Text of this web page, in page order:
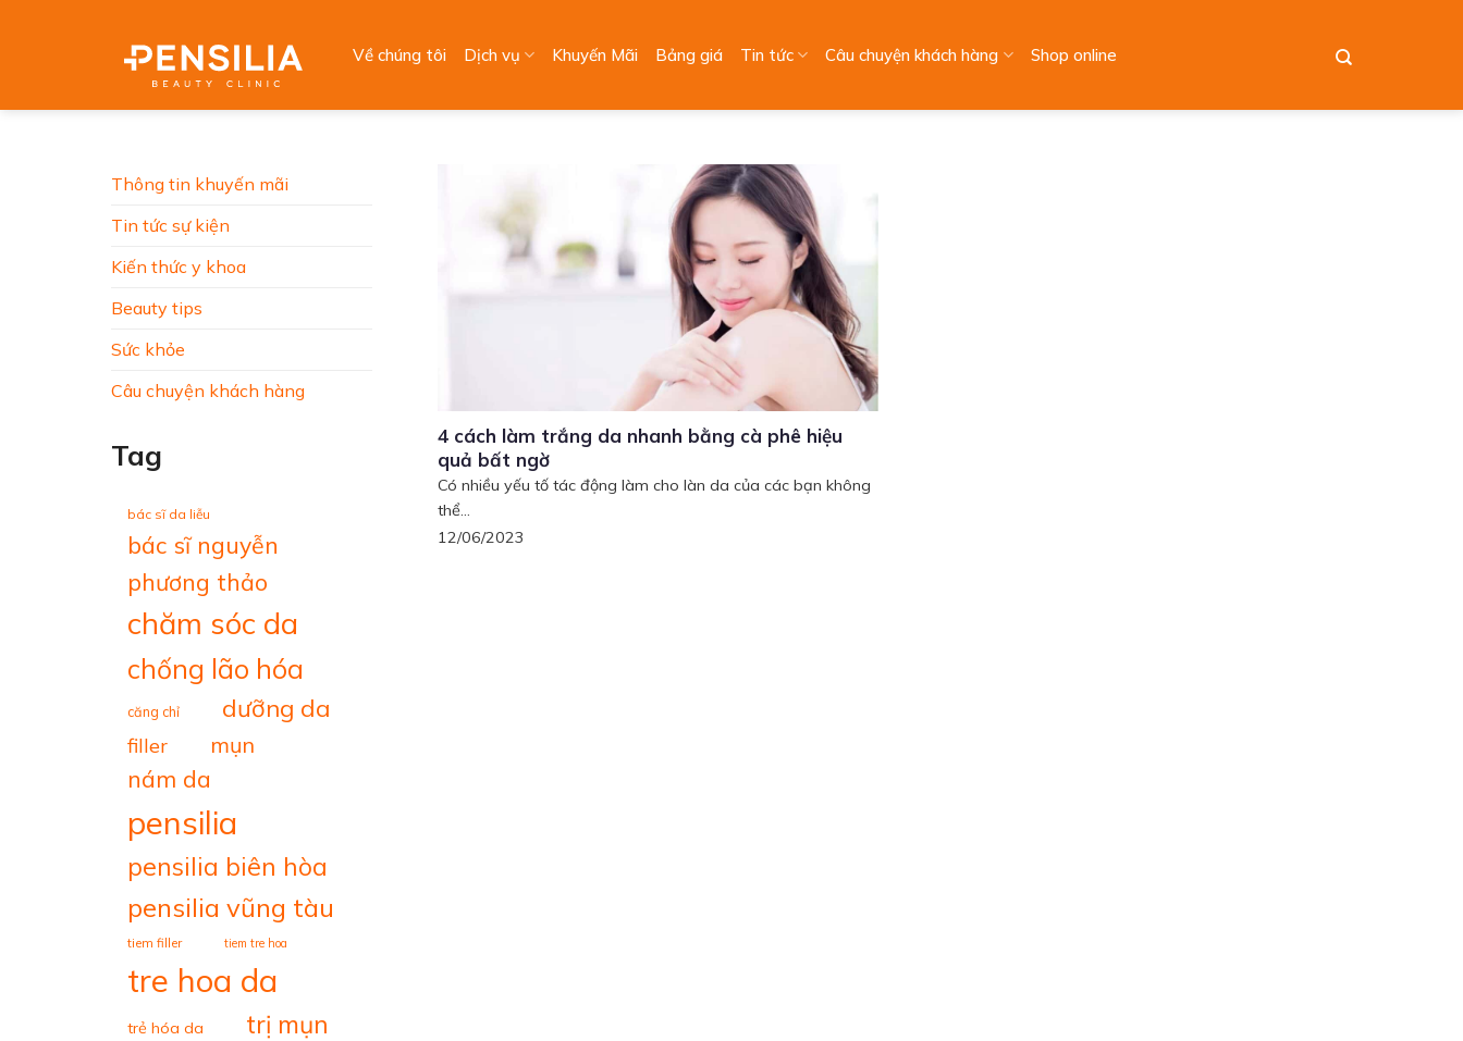
Về chúng tôi Dịch vụ Khuyến Mãi Bảng giá Tin tức Câu chuyện khách hàng Shop online
Thông tin khuyến mãi
Tin tức sự kiện
Kiến thức y khoa
Beauty tips
Sức khỏe
Câu chuyện khách hàng
Tag
bác sĩ da liễu
bác sĩ nguyễn
phương thảo
chăm sóc da
chống lão hóa
căng chỉ dưỡng da
filler mụn
nám da
pensilia
pensilia biên hòa
pensilia vũng tàu
tiem filler tiem tre hoa
tre hoa da
trẻ hóa da trị mụn
4 cách làm trắng da nhanh bằng cà phê hiệu
quả bất ngờ
Có nhiều yếu tố tác động làm cho làn da của các bạn không
thể...
12/06/2023